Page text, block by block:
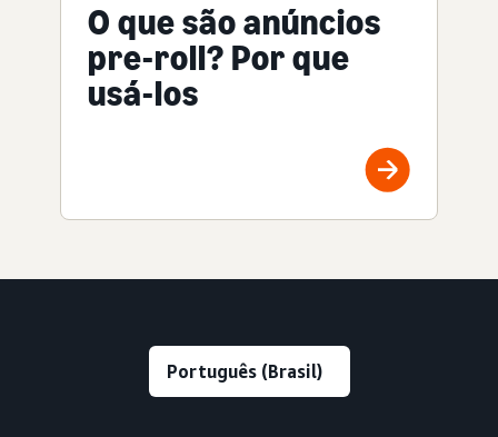
O que são anúncios
pre-roll? Por que
usá-los